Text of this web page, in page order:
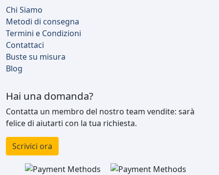
Chi Siamo
Metodi di consegna
Termini e Condizioni
Contattaci
Buste su misura
Blog
Hai una domanda?
Contatta un membro del nostro team vendite: sarà
felice di aiutarti con la tua richiesta.
Scrivici ora